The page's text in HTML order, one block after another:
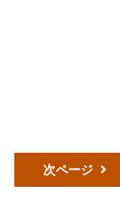
次ページ